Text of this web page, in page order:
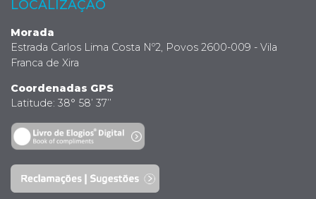
LOCALIZAÇÃO
Morada
Estrada Carlos Lima Costa Nº2, Povos 2600-009 - Vila
Franca de Xira
Coordenadas GPS
Latitude: 38° 58’ 37’’